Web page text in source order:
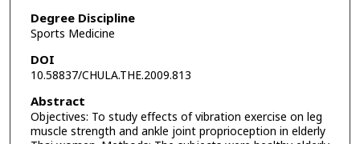
Degree Discipline
Sports Medicine
DOI
10.58837/CHULA.THE.2009.813
Abstract
Objectives: To study effects of vibration exercise on leg
muscle strength and ankle joint proprioception in elderly